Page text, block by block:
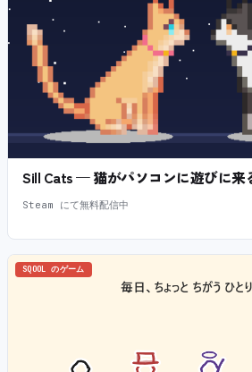
Sill Cats — 猫がパソコンに遊びに来
Steam にて無料配信中
SQOOL のゲーム